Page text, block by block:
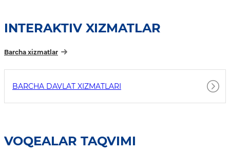
INTERAKTIV XIZMATLAR
Barcha xizmatlar
BARCHA DAVLAT XIZMATLARI
VOQEALAR TAQVIMI